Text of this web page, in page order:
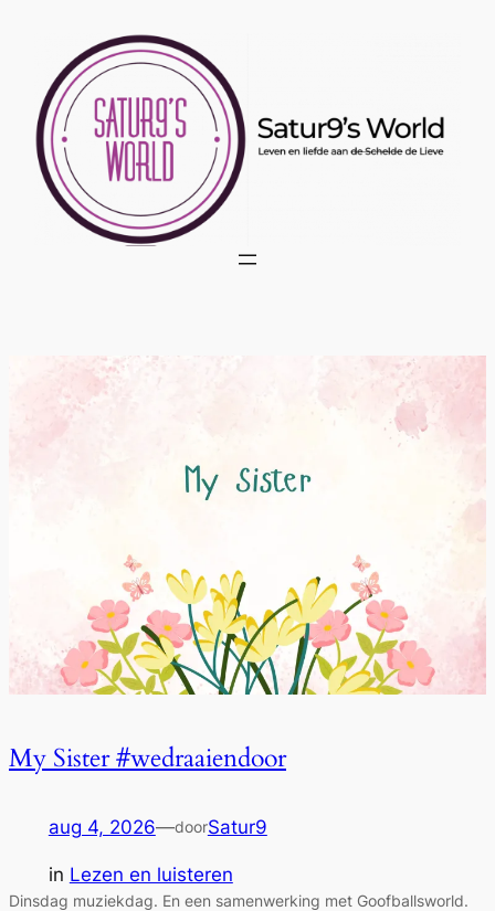
My Sister #wedraaiendoor
aug 4, 2026—doorSatur9
in Lezen en luisteren
Dinsdag muziekdag. En een samenwerking met Goofballsworld.